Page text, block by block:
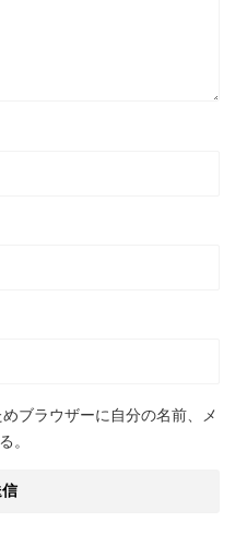
ブラウザーに自分の名前、メ
。